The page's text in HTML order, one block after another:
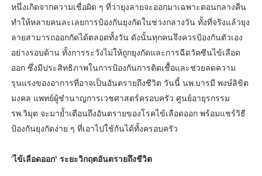
หนึ่งเกิดจากความเชื่อผิด ๆ ที่ว่ายุงลายจะออกมาเฉพาะตอนกลางคืน
ทำให้หลายคนละเลยการป้องกันยุงกัดในช่วงกลางวัน ทั้งที่จริงแล้วยุง
ลายสามารถออกกัดได้ตลอดทั้งวัน ดังนั้นทุกคนจึงควรป้องกันตัวเอง
อย่างรอบด้าน ทั้งการระวังไม่ให้ถูกยุงกัดและการฉีดวัคซีนไข้เลือด
ออก ซึ่งมีประสิทธิภาพในการป้องกันการติดเชื้อและช่วยลดความ
รุนแรงของอาการที่อาจเป็นอันตรายถึงชีวิต วันนี้ นพ.บารมี พงษ์ลิขิต
มงคล แพทย์ผู้ชำนาญการเวชศาสตร์ครอบครัว ศูนย์อายุรกรรม
รพ.วิมุต จะมาย้ำเตือนถึงอันตรายของโรคไข้เลือดออก พร้อมแชร์วิธี
ป้องกันยุงกัดง่าย ๆ ที่เอาไปใช้กันได้ทั้งครอบครัว
'ไข้เลือดออก' ระยะวิกฤตอันตรายถึงชีวิต